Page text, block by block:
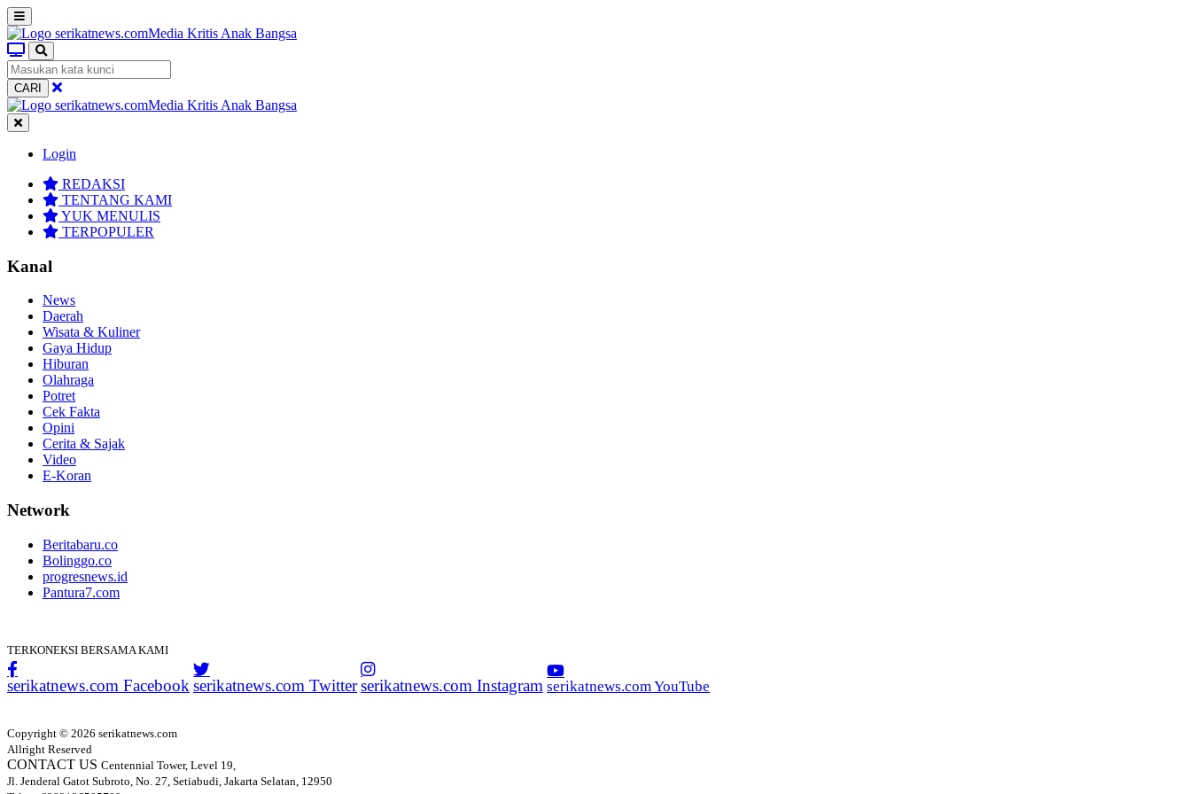
CARI
Login
REDAKSI
TENTANG KAMI
YUK MENULIS
TERPOPULER
Kanal
News
Daerah
Wisata & Kuliner
Gaya Hidup
Hiburan
Olahraga
Potret
Cek Fakta
Opini
Cerita & Sajak
Video
E-Koran
Network
Beritabaru.co
Bolinggo.co
progresnews.id
Pantura7.com
TERKONEKSI BERSAMA KAMI
serikatnews.com Facebook serikatnews.com Twitter serikatnews.com Instagram serikatnews.com YouTube
Copyright © 2026 serikatnews.com
Allright Reserved
CONTACT US Centennial Tower, Level 19,
Jl. Jenderal Gatot Subroto, No. 27, Setiabudi, Jakarta Selatan, 12950